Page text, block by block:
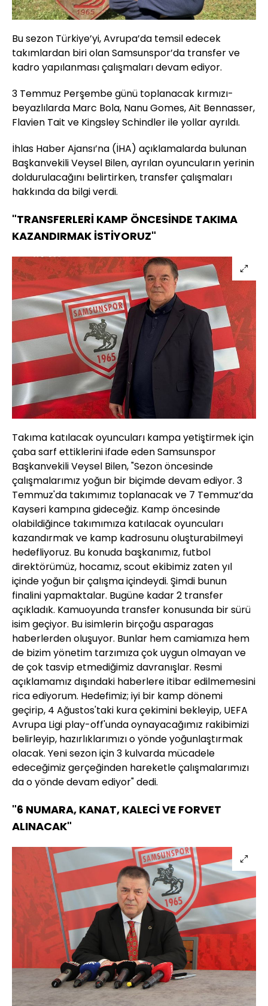
Bu sezon Türkiye’yi, Avrupa’da temsil edecek
takımlardan biri olan Samsunspor’da transfer ve
kadro yapılanması çalışmaları devam ediyor.
3 Temmuz Perşembe günü toplanacak kırmızı-
beyazlılarda Marc Bola, Nanu Gomes, Ait Bennasser,
Flavien Tait ve Kingsley Schindler ile yollar ayrıldı.
İhlas Haber Ajansı’na (İHA) açıklamalarda bulunan
Başkanvekili Veysel Bilen, ayrılan oyuncuların yerinin
doldurulacağını belirtirken, transfer çalışmaları
hakkında da bilgi verdi.
"TRANSFERLERİ KAMP ÖNCESİNDE TAKIMA
KAZANDIRMAK İSTİYORUZ"
Takıma katılacak oyuncuları kampa yetiştirmek için
çaba sarf ettiklerini ifade eden Samsunspor
Başkanvekili Veysel Bilen, "Sezon öncesinde
çalışmalarımız yoğun bir biçimde devam ediyor. 3
Temmuz'da takımımız toplanacak ve 7 Temmuz’da
Kayseri kampına gideceğiz. Kamp öncesinde
olabildiğince takımımıza katılacak oyuncuları
kazandırmak ve kamp kadrosunu oluşturabilmeyi
hedefliyoruz. Bu konuda başkanımız, futbol
direktörümüz, hocamız, scout ekibimiz zaten yıl
içinde yoğun bir çalışma içindeydi. Şimdi bunun
finalini yapmaktalar. Bugüne kadar 2 transfer
açıkladık. Kamuoyunda transfer konusunda bir sürü
isim geçiyor. Bu isimlerin birçoğu asparagas
haberlerden oluşuyor. Bunlar hem camiamıza hem
de bizim yönetim tarzımıza çok uygun olmayan ve
de çok tasvip etmediğimiz davranışlar. Resmi
açıklamamız dışındaki haberlere itibar edilmemesini
rica ediyorum. Hedefimiz; iyi bir kamp dönemi
geçirip, 4 Ağustos'taki kura çekimini bekleyip, UEFA
Avrupa Ligi play-off'unda oynayacağımız rakibimizi
belirleyip, hazırlıklarımızı o yönde yoğunlaştırmak
olacak. Yeni sezon için 3 kulvarda mücadele
edeceğimiz gerçeğinden hareketle çalışmalarımızı
da o yönde devam ediyor" dedi.
"6 NUMARA, KANAT, KALECİ VE FORVET
ALINACAK"